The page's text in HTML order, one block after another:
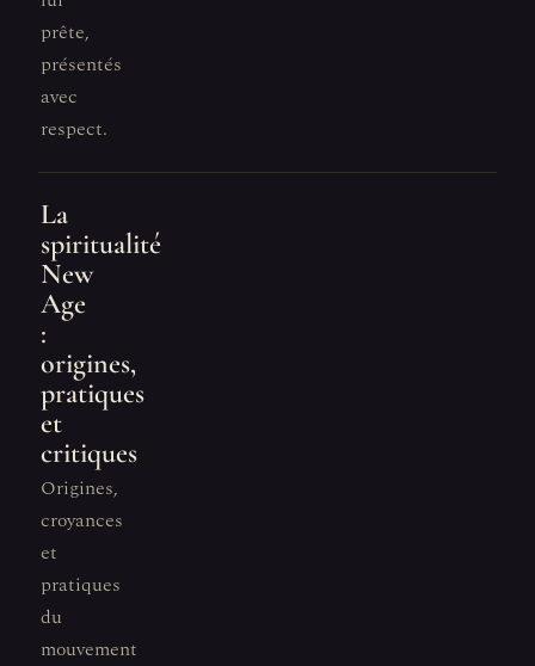
prête,
présentés
avec
respect.
La
spiritualité
New
Age
:
origines,
pratiques
et
critiques
Origines,
croyances
et
pratiques
du
mouvement